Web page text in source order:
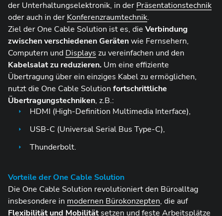
der Unterhaltungselektronik, in der Präsentationstechnik
oder auch in der Konferenzraumtechnik.
Ziel der One Cable Solution ist es, die Verbindung
zwischen verschiedenen Gerätenwie Fernsehern,
Computern und Displays zu vereinfachen und den
Kabelsalat zu reduzieren. Um eine effiziente
Übertragung über ein einziges Kabel zu ermöglichen,
nutzt die One Cable Solution fortschrittliche
Übertragungstechniken, z.B.:
HDMI (High-Definition Multimedia Interface),
USB-C (Universal Serial Bus Type-C),
Thunderbolt.
Vorteile der One Cable Solution
Die One Cable Solution revolutioniert den Büroalltag
insbesondere in modernen Bürokonzepten, die auf
Flexibilität und Mobilität setzen und feste Arbeitsplätze